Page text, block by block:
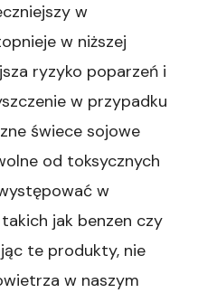
w
w niższej
ryzyko poparzeń i
w przypadku
świece sojowe
od toksycznych
w
jak benzen czy
te produkty, nie
w naszym